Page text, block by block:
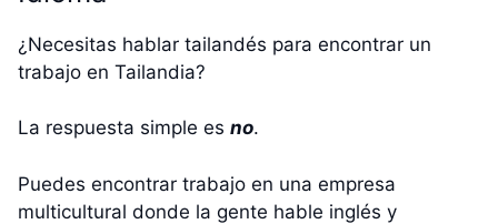
¿Necesitas hablar tailandés para encontrar un
trabajo en Tailandia?
La respuesta simple es no.
Puedes encontrar trabajo en una empresa
multicultural donde la gente hable inglés y